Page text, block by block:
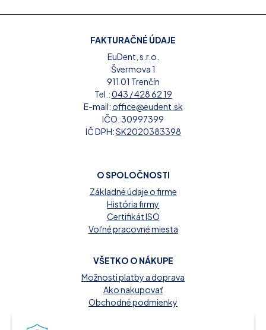
FAKTURAČNÉ ÚDAJE
EuDent, s.r.o.
Švermova 1
911 01 Trenčín
Tel.:043 / 428 62 19
E-mail:office@eudent.sk
IČO: 30997399
IČ DPH:SK2020383398
O SPOLOČNOSTI
Základné údaje o firme
História firmy
Certifikát ISO
Voľné pracovné miesta
VŠETKO O NÁKUPE
Možnosti platby a doprava
Ako nakupovať
Obchodné podmienky